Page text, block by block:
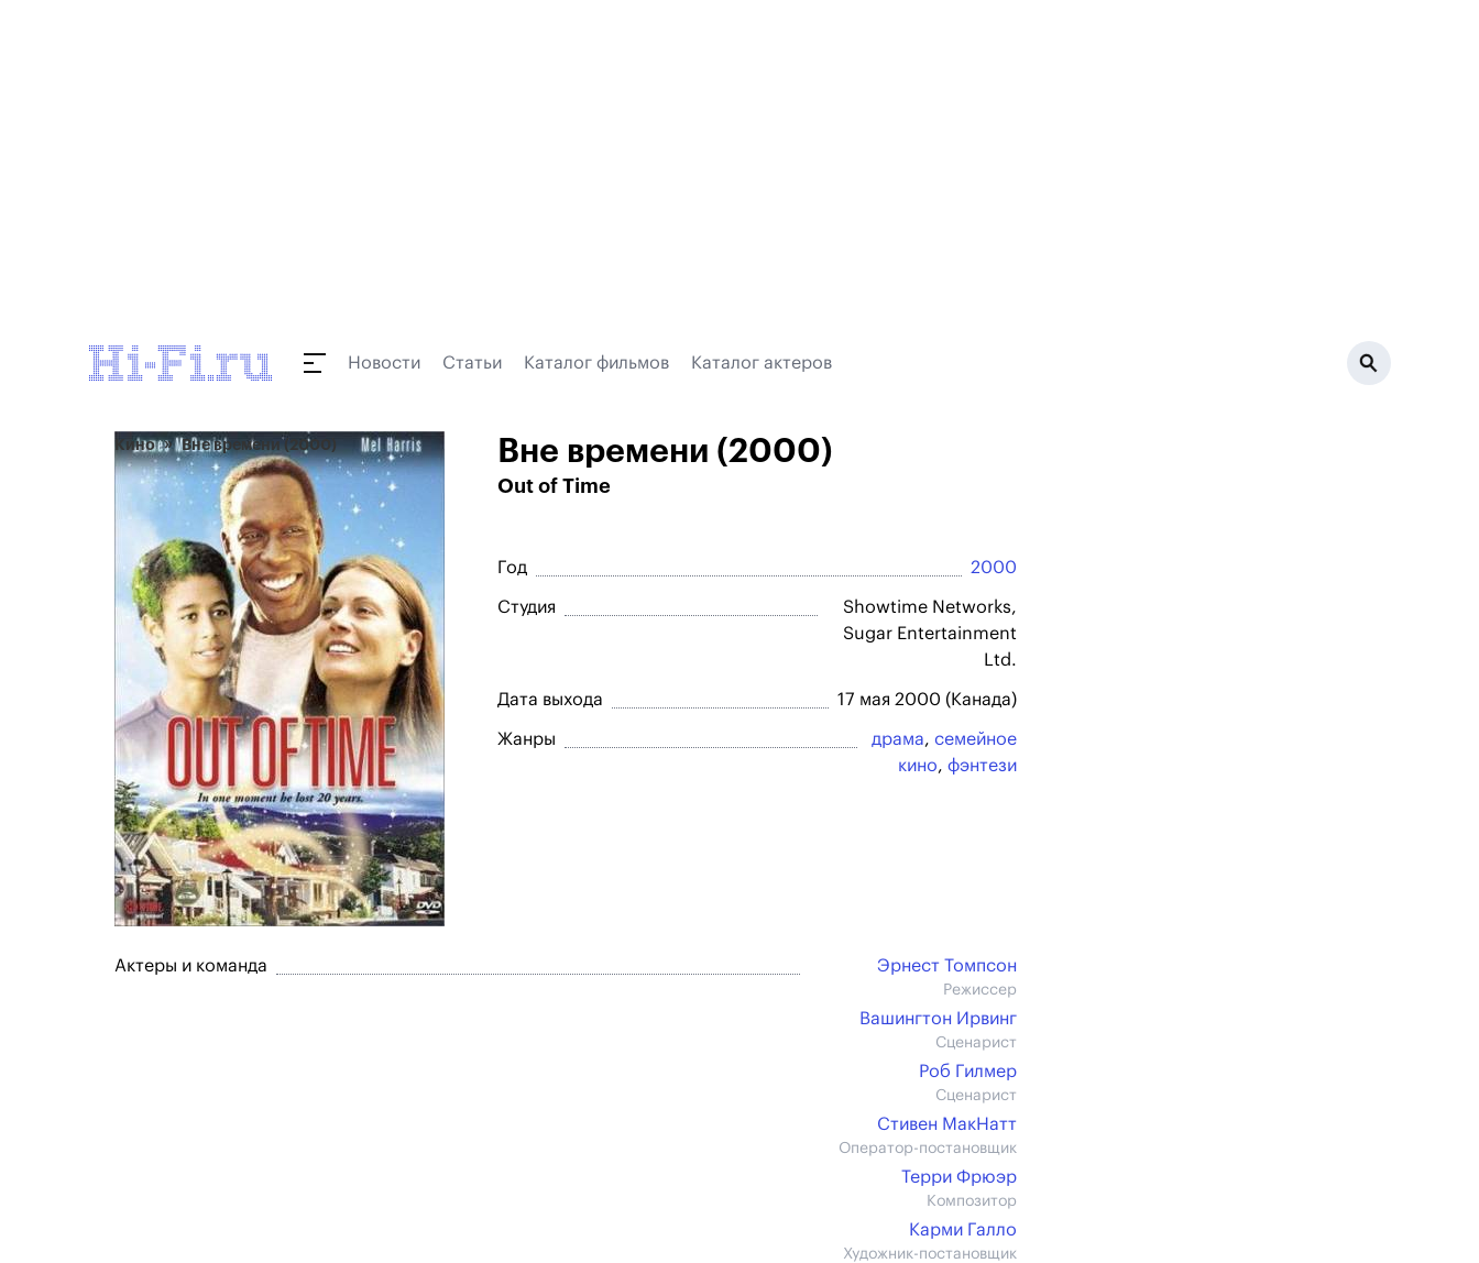
Новости Статьи Каталог фильмов Каталог актеров
Кино Вне времени (2000) Вне времени (2000)
Out of Time
Год 2000
Студия
Showtime Networks,
Sugar Entertainment
Ltd.
Дата выхода 17 мая 2000 (Канада)
Жанры драма, семейное
кино, фэнтези
Актеры и команда Эрнест Томпсон
Режиссер
Вашингтон Ирвинг
Сценарист
Роб Гилмер
Сценарист
Стивен МакНатт
Оператор-постановщик
Терри Фрюэр
Композитор
Карми Галло
Художник-постановщик